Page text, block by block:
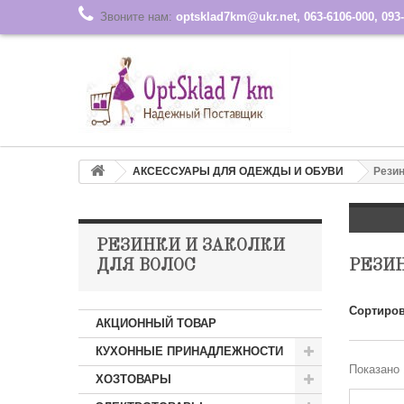
Звоните нам: optsklad7km@ukr.net, 063-6106-000,
АКСЕССУАРЫ ДЛЯ ОДЕЖДЫ И ОБУВИ
РЕЗИНКИ И ЗАКОЛКИ
ДЛЯ ВОЛОС
АКЦИОННЫЙ ТОВАР
КУХОННЫЕ ПРИНАДЛЕЖНОСТИ
ХОЗТОВАРЫ